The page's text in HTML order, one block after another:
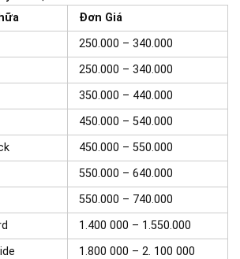
Đơn Giá
250.000 – 340.000
250.000 – 340.000
350.000 – 440.000
450.000 – 540.000
450.000 – 550.000
550.000 – 640.000
550.000 – 740.000
1.400 000 – 1.550.000
1.800 000 – 2. 100 000